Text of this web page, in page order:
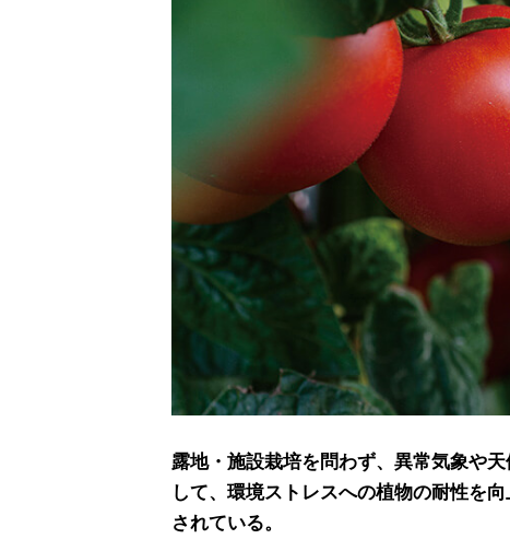
露地・施設栽培を問わず、異常気象や
して、環境ストレスへの植物の耐性を
されている。